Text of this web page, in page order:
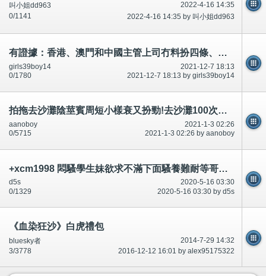
2022-4-16 14:35
叫小姐dd963
2022-4-16 14:35 by 叫小姐dd963
0/1141
有證據：香港、澳門和中國主管上司冇料扮四條、扮嘢攞威*警察廉署,藝人DJ醫生護士政府精神科-公開
2021-12-7 18:13
girls39boy14
2021-12-7 18:13 by girls39boy14
0/1780
拍拖去沙灘陰莖賓周短小樣衰又扮勁!去沙灘100次有尿屎,清唔到,死!市民唔好去(完)
2021-1-3 02:26
aanoboy
2021-1-3 02:26 by aanoboy
0/5715
+xcm1998 悶騷學生妹欲求不滿下面騷養難耐等哥哥插她小穴穴
2020-5-16 03:30
d5s
2020-5-16 03:30 by d5s
0/1329
《血染狂沙》白虎禮包
2014-7-29 14:32
bluesky者
2016-12-12 16:01 by alex95175322
3/3778